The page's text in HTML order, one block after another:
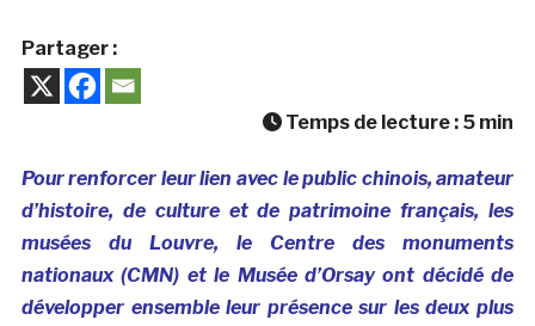
Partager :
Temps de lecture : 5 min
Pour renforcer leur lien avec le public chinois, amateur
d’histoire, de culture et de patrimoine français, les
musées du Louvre, le Centre des monuments
nationaux (CMN) et le Musée d’Orsay ont décidé de
développer ensemble leur présence sur les deux plus